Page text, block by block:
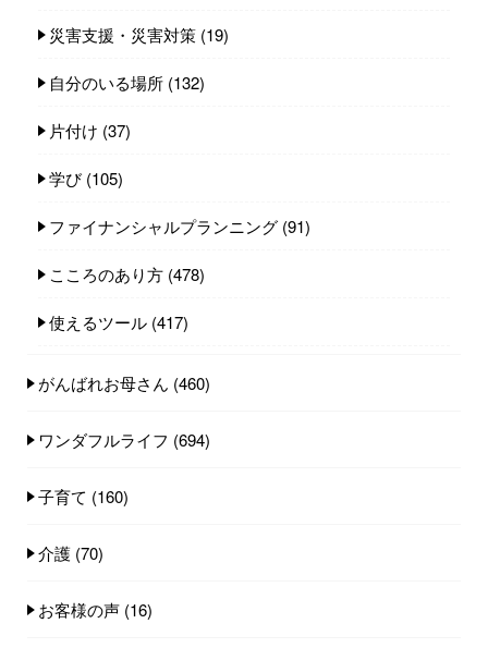
災害支援・災害対策 (19)
自分のいる場所 (132)
片付け (37)
学び(105)
ファイナンシャルプランニング (91)
こころのあり方 (478)
使えるツール (417)
がんばれお母さん (460)
ワンダフルライフ (694)
子育て (160)
介護 (70)
お客様の声 (16)